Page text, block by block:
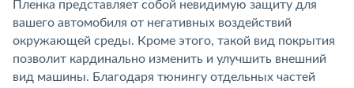
Пленка представляет собой невидимую защиту для
вашего автомобиля от негативных воздействий
окружающей среды. Кроме этого, такой вид покрытия
позволит кардинально изменить и улучшить внешний
вид машины. Благодаря тюнингу отдельных частей